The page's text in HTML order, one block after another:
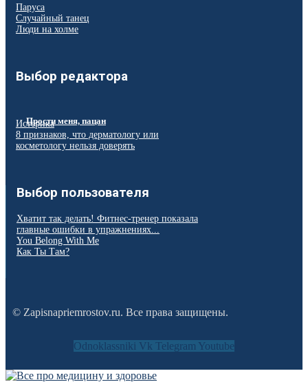
Паруса
Случайный танец
Люди на холме
Выбор редактора
Прости меня, пацан
Истерика
8 признаков, что дерматологу или
косметологу нельзя доверять
Выбор пользователя
Хватит так делать! Фитнес-тренер показала
главные ошибки в упражнениях...
You Belong With Me
Как Ты Там?
© Zapisnapriemrostov.ru. Все права защищены.
Odnoklassniki Vk Telegram Youtube